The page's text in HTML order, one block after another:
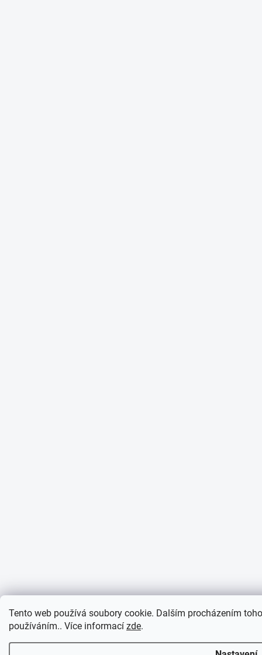
Tento web používá soubory cookie. Dalším procházením
používáním.. Více informací zde.